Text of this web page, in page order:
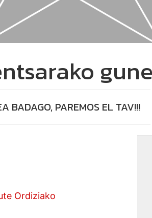
BADAGO, PAREMOS EL TAV!!!
Ordiziako